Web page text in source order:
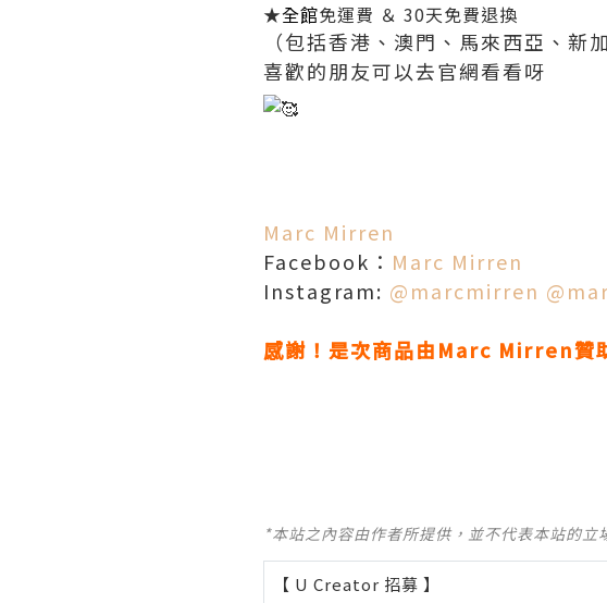
★全館免運費 ＆ 30天免費退換
（包括香港、澳門、馬來西亞、新
喜歡的朋友可以去官網看看呀
Marc Mirren
Facebook： Marc Mirren
Instagram: @marcmirren
感謝！是次商品由Marc Mirren贊
*本站之內容由作者所提供，並不代表本站的
【 U Creator 招募 】